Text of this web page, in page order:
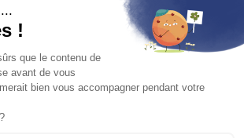
À propos de nous
Recevoir la chaîne